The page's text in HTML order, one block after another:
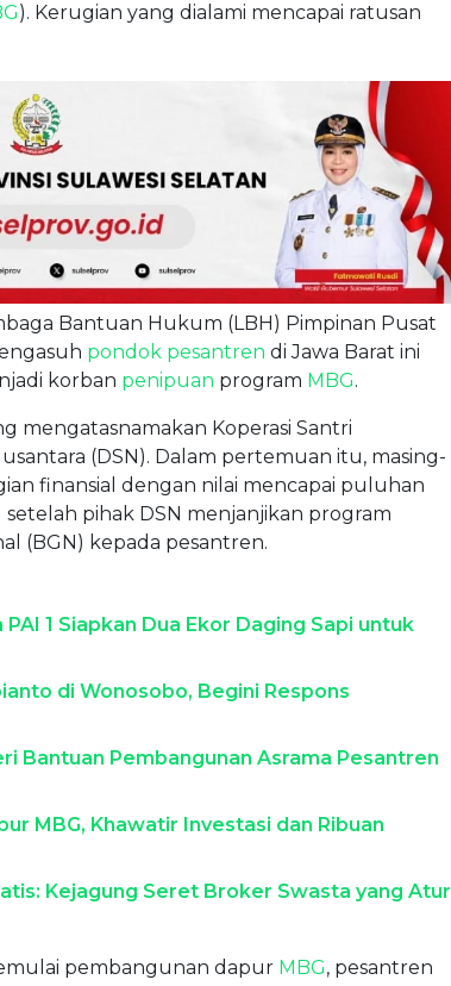
). Kerugian yang dialami mencapai ratusan
Bantuan Hukum (LBH) Pimpinan Pusat
pondok pesantren di Jawa Barat ini
korban penipuan program MBG.
mengatasnamakan Koperasi Santri
(DSN). Dalam pertemuan itu, masing-
finansial dengan nilai mencapai puluhan
pihak DSN menjanjikan program
(BGN) kepada pesantren.
1 Siapkan Dua Ekor Daging Sapi untuk
di Wonosobo, Begini Respons
Bantuan Pembangunan Asrama Pesantren
MBG, Khawatir Investasi dan Ribuan
Kejagung Seret Broker Swasta yang Atur
pembangunan dapur MBG, pesantren